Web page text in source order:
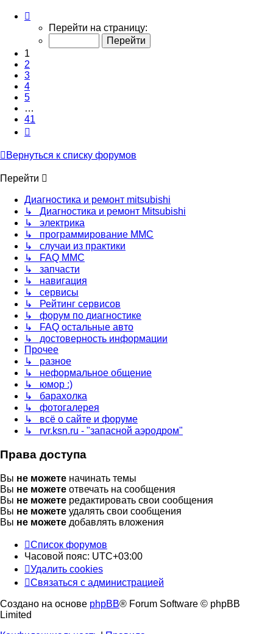
Перейти на страницу:
1
2
3
4
5
…
41
Вернуться к списку форумов
Перейти
Диагностика и ремонт mitsubishi
↳ Диагностика и ремонт Mitsubishi
↳ электрика
↳ программирование MMC
↳ случаи из практики
↳ FAQ MMC
↳ запчасти
↳ навигация
↳ сервисы
↳ Рейтинг сервисов
↳ форум по диагностике
↳ FAQ остальные авто
↳ достоверность информации
Прочее
↳ разное
↳ неформальное общение
↳ юмор :)
↳ барахолка
↳ фотогалерея
↳ всё о сайте и форуме
↳ rvr.ksn.ru - "запасной аэродром"
Права доступа
Вы не можете начинать темы
Вы не можете отвечать на сообщения
Вы не можете редактировать свои сообщения
Вы не можете удалять свои сообщения
Вы не можете добавлять вложения
Список форумов
Часовой пояс: UTC+03:00
Удалить cookies
Связаться с администрацией
Создано на основе phpBB® Forum Software © phpBB
Limited